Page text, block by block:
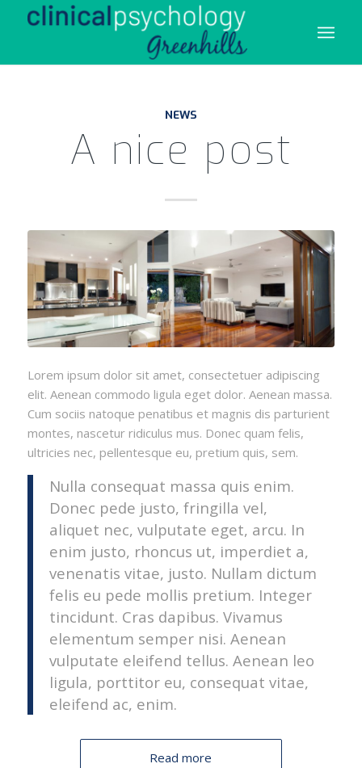
NEWS
A nice post
Lorem ipsum dolor sit amet, consectetuer adipiscing
elit. Aenean commodo ligula eget dolor. Aenean massa.
Cum sociis natoque penatibus et magnis dis parturient
montes, nascetur ridiculus mus. Donec quam felis,
ultricies nec, pellentesque eu, pretium quis, sem.
Nulla consequat massa quis enim.
Donec pede justo, fringilla vel,
aliquet nec, vulputate eget, arcu. In
enim justo, rhoncus ut, imperdiet a,
venenatis vitae, justo. Nullam dictum
felis eu pede mollis pretium. Integer
tincidunt. Cras dapibus. Vivamus
elementum semper nisi. Aenean
vulputate eleifend tellus. Aenean leo
ligula, porttitor eu, consequat vitae,
eleifend ac, enim.
Read more